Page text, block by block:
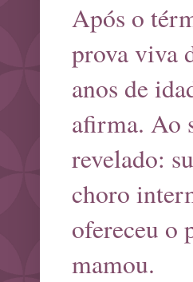
Após o
prova viva
anos de
afirma. Ao
revelado:
choro
ofereceu o
mamou.